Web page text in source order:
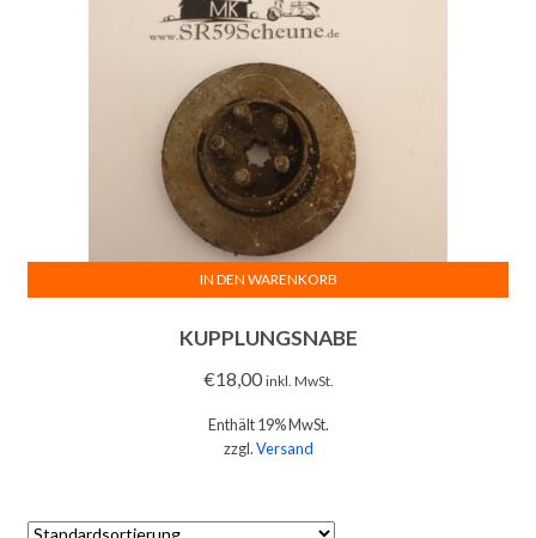
KUPPLUNGSNABE
€18,00 inkl. MwSt.
Enthält 19% MwSt.
zzgl.Versand
IN DEN WARENKORB